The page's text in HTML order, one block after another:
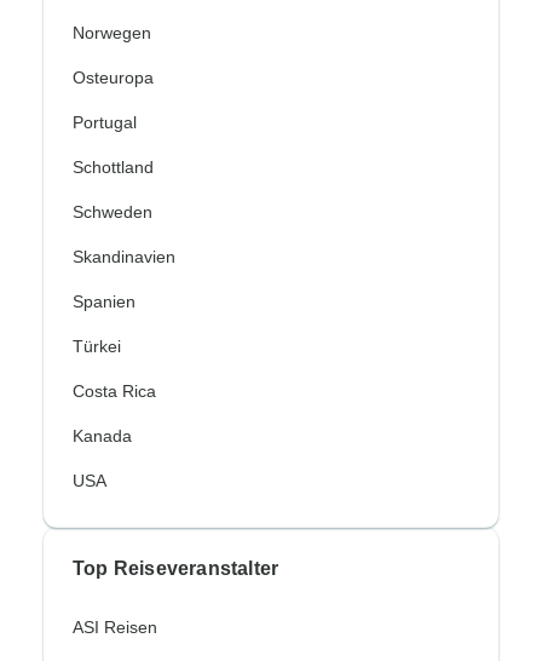
Norwegen
Osteuropa
Portugal
Schottland
Schweden
Skandinavien
Spanien
Türkei
Costa Rica
Kanada
USA
Top Reiseveranstalter
ASI Reisen